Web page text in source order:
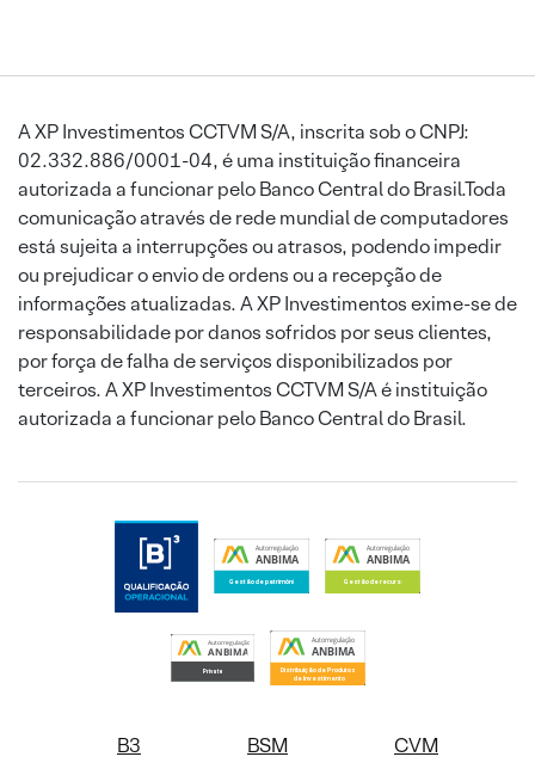
A XP Investimentos CCTVM S/A, inscrita sob o CNPJ:
02.332.886/0001-04, é uma instituição financeira
autorizada a funcionar pelo Banco Central do Brasil.Toda
comunicação através de rede mundial de computadores
está sujeita a interrupções ou atrasos, podendo impedir
ou prejudicar o envio de ordens ou a recepção de
informações atualizadas. A XP Investimentos exime-se de
responsabilidade por danos sofridos por seus clientes,
por força de falha de serviços disponibilizados por
terceiros. A XP Investimentos CCTVM S/A é instituição
autorizada a funcionar pelo Banco Central do Brasil.
B3 BSM CVM